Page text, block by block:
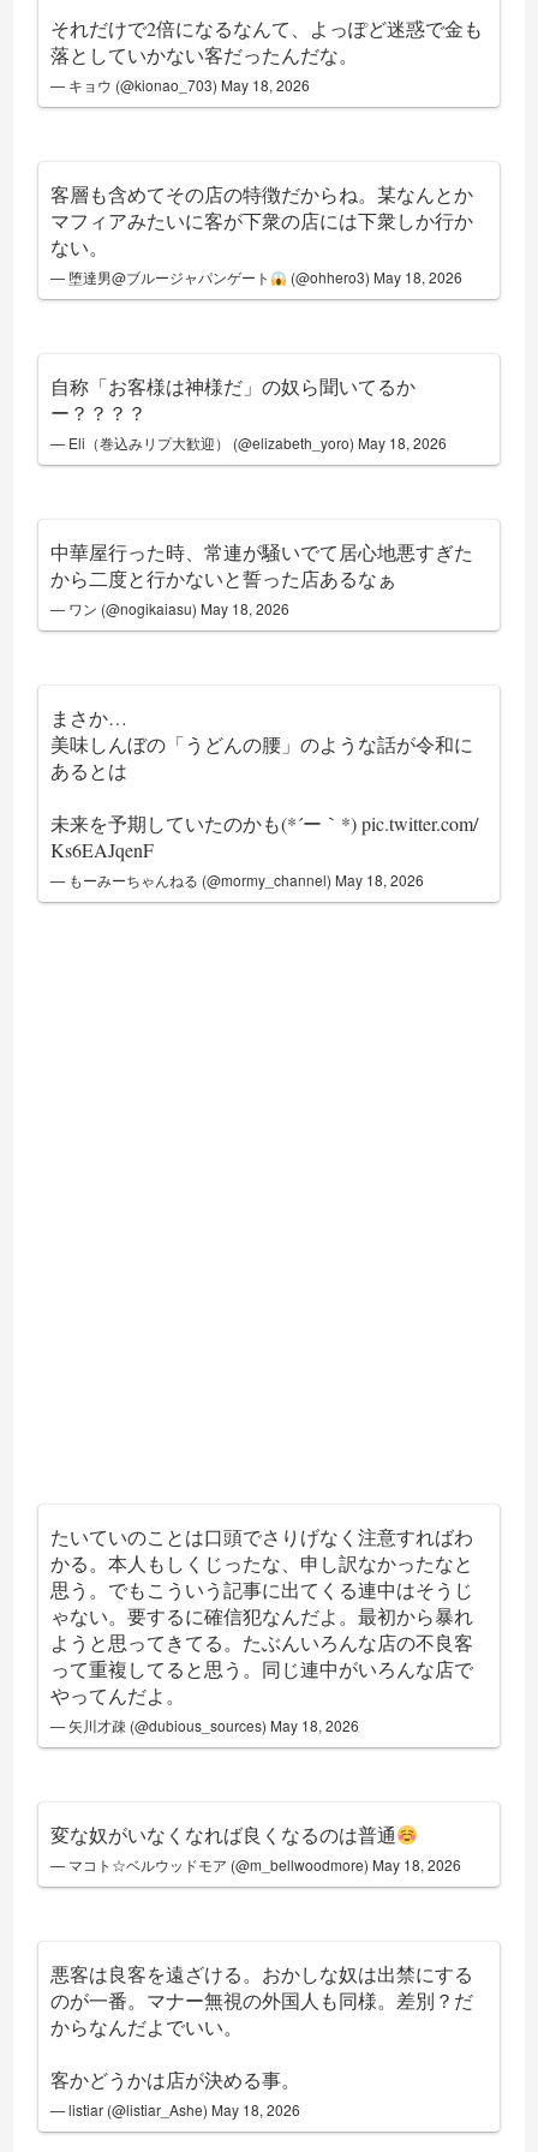
それだけで2倍になるなんて、よっぽど迷惑で金も
落としていかない客だったんだな。
— キョウ (@kionao_703) May 18, 2026
客層も含めてその店の特徴だからね。某なんとか
マフィアみたいに客が下衆の店には下衆しか行か
ない。
— 堕達男@ブルージャパンゲート (@ohhero3) May 18, 2026
自称「お客様は神様だ」の奴ら聞いてるか
ー？？？？
— Eli（巻込みリプ大歓迎） (@elizabeth_yoro) May 18, 2026
中華屋行った時、常連が騒いでて居心地悪すぎた
から二度と行かないと誓った店あるなぁ
— ワン (@nogikaiasu) May 18, 2026
まさか…
美味しんぼの「うどんの腰」のような話が令和に
あるとは
未来を予期していたのかも(*´ー｀*)pic.twitter.com/
Ks6EAJqenF
— もーみーちゃんねる (@mormy_channel) May 18, 2026
たいていのことは口頭でさりげなく注意すればわ
かる。本人もしくじったな、申し訳なかったなと
思う。でもこういう記事に出てくる連中はそうじ
ゃない。要するに確信犯なんだよ。最初から暴れ
ようと思ってきてる。たぶんいろんな店の不良客
って重複してると思う。同じ連中がいろんな店で
やってんだよ。
— 矢川才疎 (@dubious_sources) May 18, 2026
変な奴がいなくなれば良くなるのは普通
— マコト☆ベルウッドモア (@m_bellwoodmore) May 18, 2026
悪客は良客を遠ざける。おかしな奴は出禁にする
のが一番。マナー無視の外国人も同様。差別？だ
からなんだよでいい。
客かどうかは店が決める事。
— listiar (@listiar_Ashe) May 18, 2026